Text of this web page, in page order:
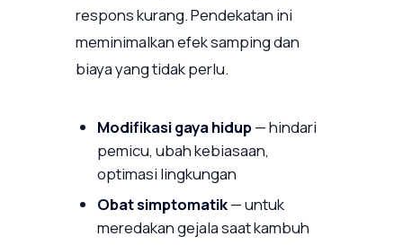
respons kurang. Pendekatan ini
meminimalkan efek samping dan
biaya yang tidak perlu.
Modifikasi gaya hidup— hindari
pemicu, ubah kebiasaan,
optimasi lingkungan
Obat simptomatik— untuk
meredakan gejala saat kambuh